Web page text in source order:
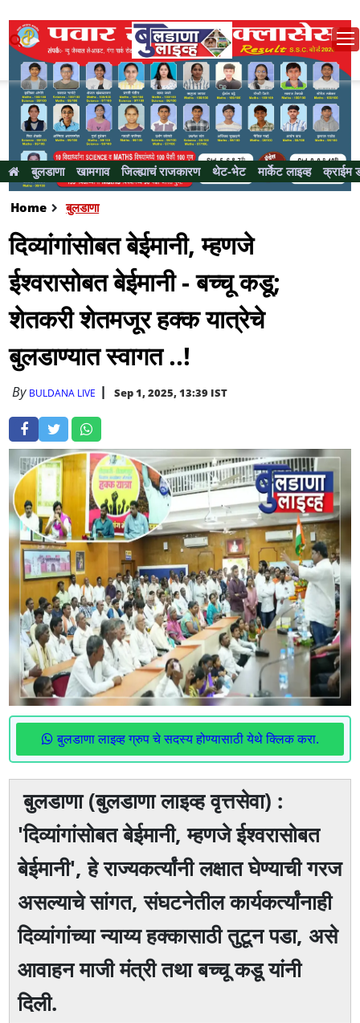
बुलडाणा खामगाव जिल्ह्याचं राजकारण थेट-भेट मार्केट लाइव्ह क्राईम
Home बुलडाणा
दिव्यांगांसोबत बेईमानी, म्हणजे
ईश्वरासोबत बेईमानी - बच्चू कडू;
शेतकरी शेतमजूर हक्क यात्रेचे
बुलडाण्यात स्वागत ..!
By BULDANA LIVE Sep 1, 2025, 13:39 IST
बुलडाणा लाइव्ह ग्रुप चे सदस्य होण्यासाठी येथे क्लिक करा.
बुलडाणा (बुलडाणा लाइव्ह वृत्तसेवा) :
'दिव्यांगांसोबत बेईमानी, म्हणजे ईश्वरासोबत
बेईमानी', हे राज्यकर्त्यांनी लक्षात घेण्याची गरज
असल्याचे सांगत, संघटनेतील कार्यकर्त्यांनाही
दिव्यांगांच्या न्याय्य हक्कासाठी तुटून पडा, असे
आवाहन माजी मंत्री तथा बच्चू कडू यांनी
दिली.